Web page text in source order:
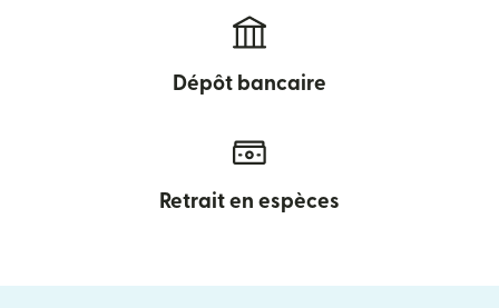
Dépôt bancaire
Retrait en espèces